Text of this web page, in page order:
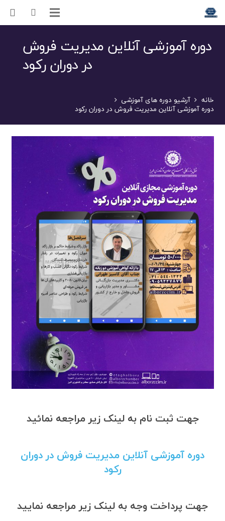
دوره آموزشی آنلاین مدیریت فروش
در دوران رکود
خانه آرشیو دوره های آموزشی
دوره آموزشی آنلاین مدیریت فروش در دوران رکود
جهت ثبت نام به لینک زیر مراجعه نمائید
دوره آموزشی آنلاین مدیریت فروش در دوران
رکود
جهت پرداخت وجه به لینک زیر مراجعه نمایید